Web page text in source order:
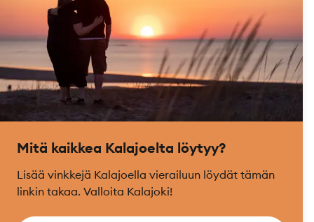
Mitä kaikkea Kalajoelta löytyy?
Lisää vinkkejä Kalajoella vierailuun löydät tämän
linkin takaa. Valloita Kalajoki!